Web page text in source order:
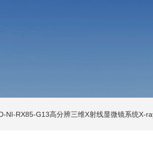
NI-RX85-G13高分辨三维X射线显微镜系统X-